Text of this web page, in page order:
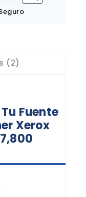
(2)
Fuente
Xerox